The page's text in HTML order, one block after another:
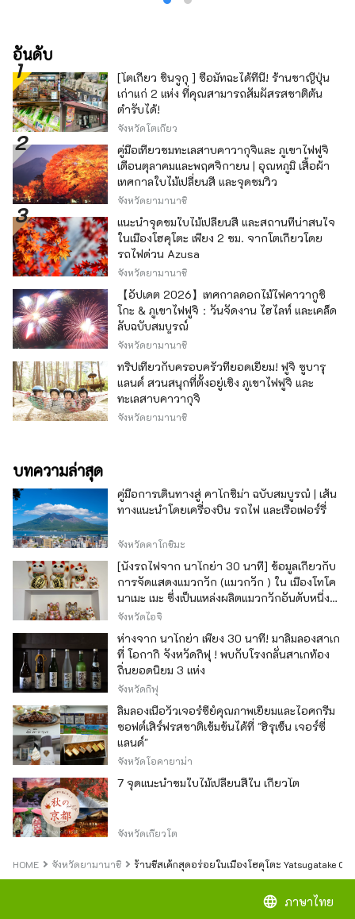
อันดับ
[โตเกียว ชินจูกุ ] ซื้อมัทฉะได้ที่นี่! ร้านชาญี่ปุ่น
เก่าแก่ 2 แห่ง ที่คุณสามารถสัมผัสรสชาติต้น
ตำรับได้!
จังหวัดโตเกียว
คู่มือเที่ยวชมทะเลสาบคาวากุจิและ ภูเขาไฟฟูจิ
เดือนตุลาคมและพฤศจิกายน | อุณหภูมิ เสื้อผ้า
เทศกาลใบไม้เปลี่ยนสี และจุดชมวิว
จังหวัดยามานาชิ
แนะนำจุดชมใบไม้เปลี่ยนสี และสถานที่น่าสนใจ
ในเมืองโฮคุโตะ เพียง 2 ชม. จากโตเกียวโดย
รถไฟด่วน Azusa
จังหวัดยามานาชิ
【อัปเดต 2026】เทศกาลดอกไม้ไฟคาวากูชิ
โกะ & ภูเขาไฟฟูจิ：วันจัดงาน ไฮไลท์ และเคล็ด
ลับฉบับสมบูรณ์
จังหวัดยามานาชิ
ทริปเที่ยวกับครอบครัวที่ยอดเยี่ยม! ฟูจิ ซูบารุ
แลนด์ สวนสนุกที่ตั้งอยู่เชิง ภูเขาไฟฟูจิ และ
ทะเลสาบคาวากุจิ
จังหวัดยามานาชิ
บทความล่าสุด
คู่มือการเดินทางสู่ คาโกชิม่า ฉบับสมบูรณ์ | เส้น
ทางแนะนำโดยเครื่องบิน รถไฟ และเรือเฟอร์รี่
จังหวัดคาโกชิมะ
[นั่งรถไฟจาก นาโกย่า 30 นาที] ข้อมูลเกี่ยวกับ
การจัดแสดงแมวกวัก (แมวกวัก ) ใน เมืองโทโค
นาเมะ เมะ ซึ่งเป็นแหล่งผลิตแมวกวักอันดับหนึ่ง
ของญี่ปุ่น
จังหวัดไอจิ
ห่างจาก นาโกย่า เพียง 30 นาที! มาลิ้มลองสาเก
ที่ โอกากิ จังหวัดกิฟุ ! พบกับโรงกลั่นสาเกท้อง
ถิ่นยอดนิยม 3 แห่ง
จังหวัดกิฟุ
ลิ้มลองเนื้อวัวเจอร์ซีย์คุณภาพเยี่ยมและไอศกรีม
ซอฟต์เสิร์ฟรสชาติเข้มข้นได้ที่ "ฮิรุเซ็น เจอร์ซี่
แลนด์"
จังหวัดโอคายาม่า
7 จุดแนะนำชมใบไม้เปลี่ยนสีใน เกียวโต
จังหวัดเกียวโต
HOME จังหวัดยามานาชิ ร้านชีสเค้กสุดอร่อยในเมืองโฮคุโตะ Yatsugatake
language ภาษาไทย